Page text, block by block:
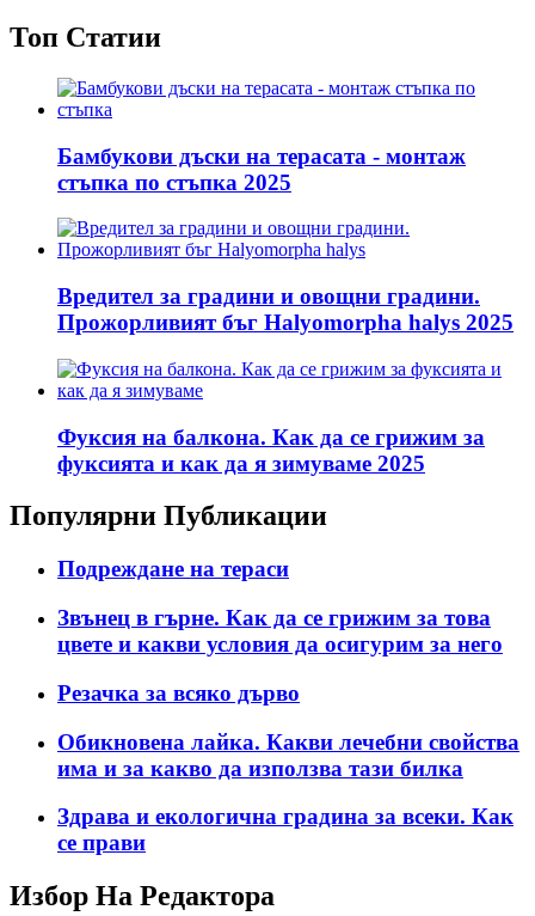
Топ Статии
Бамбукови дъски на терасата - монтаж
стъпка по стъпка 2025
Вредител за градини и овощни градини.
Прожорливият бъг Halyomorpha halys 2025
Фуксия на балкона. Как да се грижим за
фуксията и как да я зимуваме 2025
Популярни Публикации
Подреждане на тераси
Звънец в гърне. Как да се грижим за това
цвете и какви условия да осигурим за него
Резачка за всяко дърво
Обикновена лайка. Какви лечебни свойства
има и за какво да използва тази билка
Здрава и екологична градина за всеки. Как
се прави
Избор На Редактора